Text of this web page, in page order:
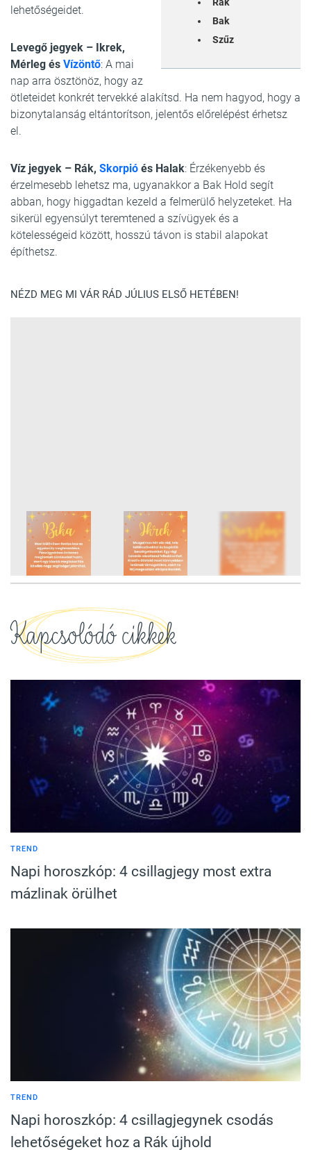
Rák
Bak
Szűz
lehetőségeidet.
Levegő jegyek – Ikrek,
Mérleg és Vízöntő: A mai
nap arra ösztönöz, hogy az
ötleteidet konkrét tervekké alakítsd. Ha nem hagyod, hogy a
bizonytalanság eltántorítson, jelentős előrelépést érhetsz
el.
Víz jegyek – Rák, Skorpió és Halak: Érzékenyebb és
érzelmesebb lehetsz ma, ugyanakkor a Bak Hold segít
abban, hogy higgadtan kezeld a felmerülő helyzeteket. Ha
sikerül egyensúlyt teremtened a szívügyek és a
kötelességeid között, hosszú távon is stabil alapokat
építhetsz.
NÉZD MEG MI VÁR RÁD JÚLIUS ELSŐ HETÉBEN!
Kapcsolódó cikkek
TREND
Napi horoszkóp: 4 csillagjegy most extra
mázlinak örülhet
TREND
Napi horoszkóp: 4 csillagjegynek csodás
lehetőségeket hoz a Rák újhold